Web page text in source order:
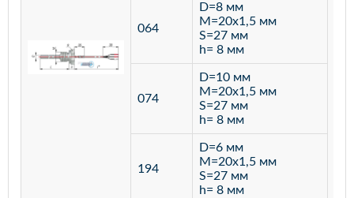
064
D=8 мм
M=20х1,5 мм
S=27 мм
h= 8 мм
074
D=10 мм
M=20х1,5 мм
S=27 мм
h= 8 мм
194
D=6 мм
M=20х1,5 мм
S=27 мм
h= 8 мм